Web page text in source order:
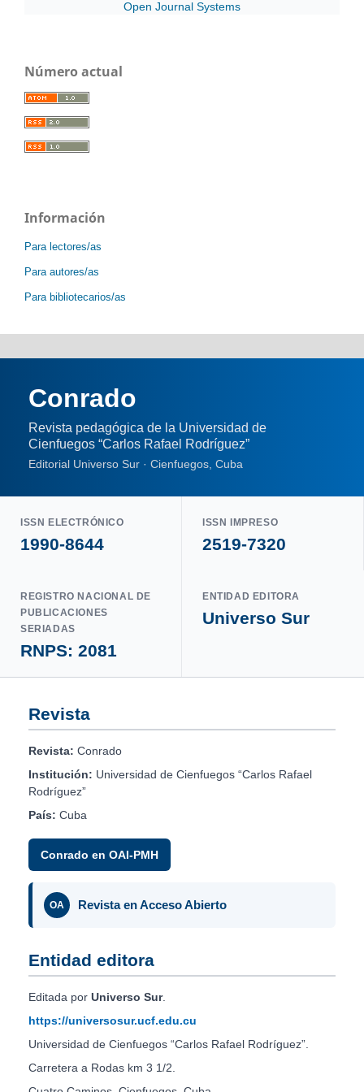
Open Journal Systems
Número actual
Información
Para lectores/as
Para autores/as
Para bibliotecarios/as
Conrado
Revista pedagógica de la Universidad de
Cienfuegos “Carlos Rafael Rodríguez”
Editorial Universo Sur · Cienfuegos, Cuba
ISSN ELECTRÓNICO
1990-8644
ISSN IMPRESO
2519-7320
REGISTRO NACIONAL DE
PUBLICACIONES
SERIADAS
RNPS: 2081
ENTIDAD EDITORA
Universo Sur
Revista
Revista: Conrado
Institución: Universidad de Cienfuegos “Carlos Rafael
Rodríguez”
País: Cuba
Conrado en OAI-PMH
OA Revista en Acceso Abierto
Entidad editora
Editada por Universo Sur.
https://universosur.ucf.edu.cu
Universidad de Cienfuegos “Carlos Rafael Rodríguez”.
Carretera a Rodas km 3 1/2.